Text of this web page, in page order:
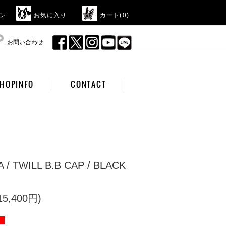
お気に入り カート(0)
お問い合わせ
CONTACT
/ TWILL B.B CAP / BLACK
円)